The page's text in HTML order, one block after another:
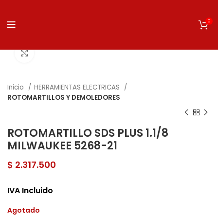
0
Click to enlarge
Inicio
HERRAMIENTAS ELECTRICAS
ROTOMARTILLOS Y DEMOLEDORES
ROTOMARTILLO SDS PLUS 1.1/8
MILWAUKEE 5268-21
$ 2.317.500
IVA Incluido
Agotado